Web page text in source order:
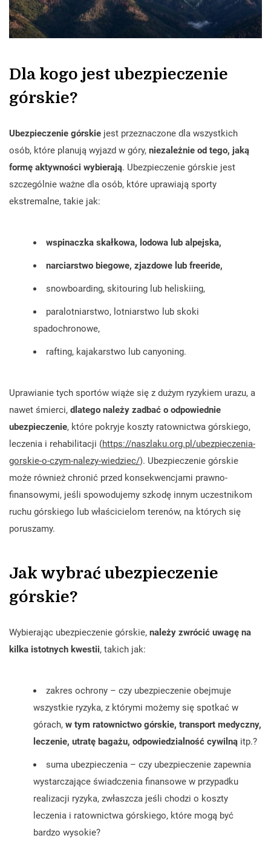
Dla kogo jest ubezpieczenie
górskie?
Ubezpieczenie górskie jest przeznaczone dla wszystkich
osób, które planują wyjazd w góry, niezależnie od tego, jaką
formę aktywności wybierają. Ubezpieczenie górskie jest
szczególnie ważne dla osób, które uprawiają sporty
ekstremalne, takie jak:
wspinaczka skałkowa, lodowa lub alpejska,
narciarstwo biegowe, zjazdowe lub freeride,
snowboarding, skitouring lub heliskiing,
paralotniarstwo, lotniarstwo lub skoki
spadochronowe,
rafting, kajakarstwo lub canyoning.
Uprawianie tych sportów wiąże się z dużym ryzykiem urazu, a
nawet śmierci, dlatego należy zadbać o odpowiednie
ubezpieczenie, które pokryje koszty ratownictwa górskiego,
leczenia i rehabilitacji (https://naszlaku.org.pl/ubezpieczenia-
gorskie-o-czym-nalezy-wiedziec/). Ubezpieczenie górskie
może również chronić przed konsekwencjami prawno-
finansowymi, jeśli spowodujemy szkodę innym uczestnikom
ruchu górskiego lub właścicielom terenów, na których się
poruszamy.
Jak wybrać ubezpieczenie
górskie?
Wybierając ubezpieczenie górskie, należy zwrócić uwagę na
kilka istotnych kwestii, takich jak:
zakres ochrony – czy ubezpieczenie obejmuje
wszystkie ryzyka, z którymi możemy się spotkać w
górach, w tym ratownictwo górskie, transport medyczny,
leczenie, utratę bagażu, odpowiedzialność cywilną itp.?
suma ubezpieczenia – czy ubezpieczenie zapewnia
wystarczające świadczenia finansowe w przypadku
realizacji ryzyka, zwłaszcza jeśli chodzi o koszty
leczenia i ratownictwa górskiego, które mogą być
bardzo wysokie?